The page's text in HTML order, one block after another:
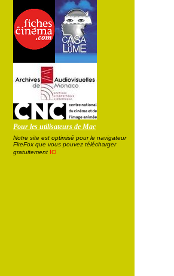
Pour les utilisateurs de Mac
Notre site est optimisé pour le navigateur
FireFox que vous pouvez télécharger
gratuitement ici